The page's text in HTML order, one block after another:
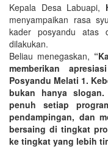
Kepala Desa Labuapi,
menyampaikan rasa
kader posyandu atas
dilakukan.
Beliau menegaskan,
memberikan
Posyandu Melati 1.
bukan hanya slogan.
penuh setiap
pendampingan, dan
bersaing di tingkat
ke tingkat yang lebih